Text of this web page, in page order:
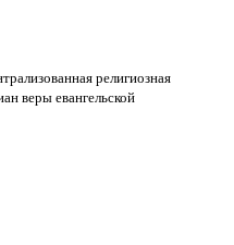
религиозная
веры евангельской